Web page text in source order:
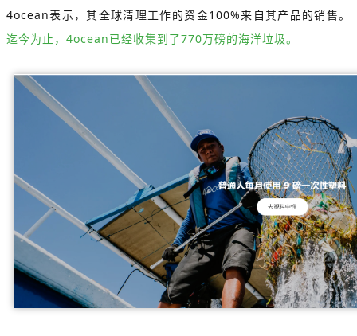
4ocean表示，其全球清理工作的资金100%来自其产品的销售。
迄今为止，4ocean已经收集到了770万磅的海洋垃圾。